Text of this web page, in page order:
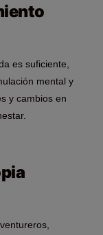
es suficiente,
mental y
y cambios en